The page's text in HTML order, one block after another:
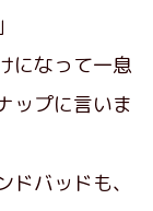
になって一息
ップに言いま
ドバッドも、